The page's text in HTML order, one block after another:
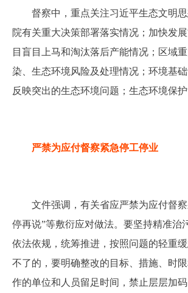
督察中，重点关注习近平生态文明
院有关重大决策部署落实情况；加快发
目盲目上马和淘汰落后产能情况；区域
染、生态环境风险及处理情况；环境基
反映突出的生态环境问题；生态环境保
严禁为应付督察紧急停工停业
文件强调，有关省应严禁为应付督
停再说”等敷衍应对做法。要坚持精准
依法依规，统筹推进，按照问题的轻重
不了的，要明确整改的目标、措施、时
作的单位和人员留足时间，禁止层层加